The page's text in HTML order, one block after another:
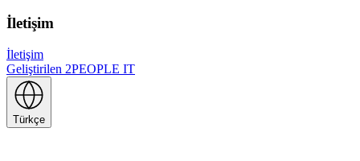
İletişim
İletişim
Geliştirilen 2PEOPLE IT
Türkçe